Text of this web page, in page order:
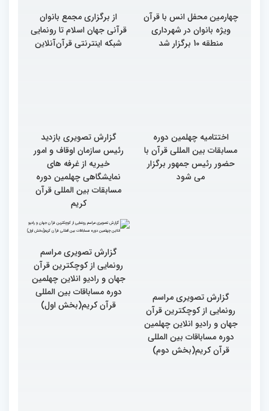
اختتامیه چهلمین دوره
گزارش تصویری بازدید
رئیس سازمان اوقاف و امور
خیریه از غرفه های
نمایشگاهی چهلمین دوره
مسابقات بین المللی قرآن
کریم
گزارش تصویری مراسم
رونمایی از کوچکترین قرآن